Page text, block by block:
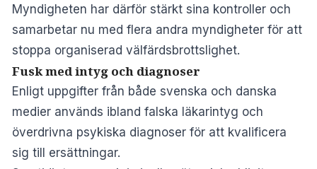
Myndigheten har därför stärkt sina kontroller och
samarbetar nu med flera andra myndigheter för att
stoppa organiserad välfärdsbrottslighet.
Fusk med intyg och diagnoser
Enligt uppgifter från både svenska och danska
medier används ibland falska läkarintyg och
överdrivna psykiska diagnoser för att kvalificera
sig till ersättningar.